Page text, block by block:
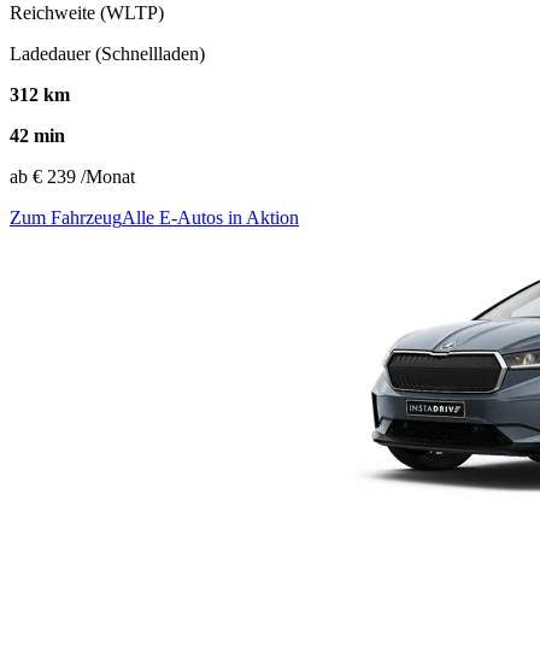
Reichweite (WLTP)
Ladedauer (Schnellladen)
312 km
42 min
ab € 239 /Monat
Zum FahrzeugAlle E-Autos in Aktion